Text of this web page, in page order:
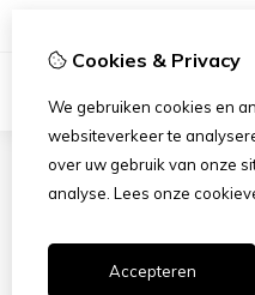
Cookies & Privacy
We gebruiken cookies en
websiteverkeer te
over uw gebruik van onze
analyse. Lees onze
Accepteren